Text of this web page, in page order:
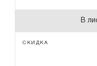
В
СКИДКА